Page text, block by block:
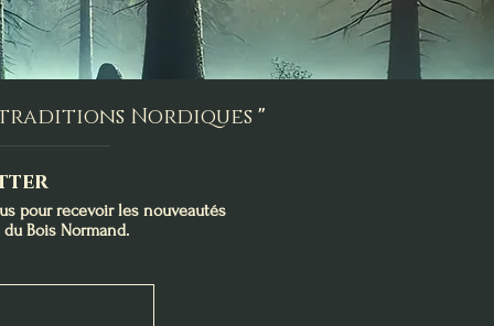
Nordiques "
pour recevoir les nouveautés
Bois Normand.